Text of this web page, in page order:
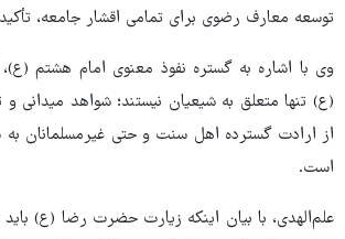
توسعه معارف رضوی برای تمامی اقشار جامعه،
وی با اشاره به گستره نفوذ معنوی امام هشتم
(ع) تنها متعلق به شیعیان نیستند؛ شواهد میدانی
از ارادت گسترده اهل سنت و حتی غیرمسلمانان
است.
علم‌الهدی، با بیان اینکه زیارت حضرت رضا (ع)